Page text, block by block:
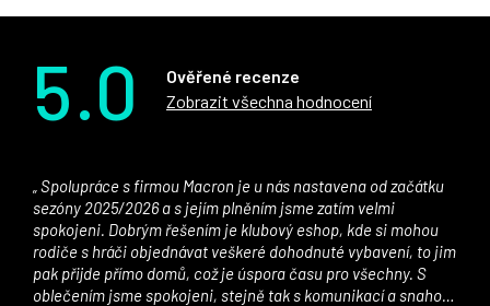
5.0
Ověřené recenze
Zobrazit všechna hodnocení
sezóny 2025/2026 a s jejím plněním jsme zatím velmi
spokojeni. Dobrým řešením je klubový eshop, kde si mohou
rodiče s hráči objednávat veškeré dohodnuté vybavení, to jim
pak přijde přímo domů, což je úspora času pro všechny. S
oblečením jsme spokojeni, stejně tak s komunikací a snahou